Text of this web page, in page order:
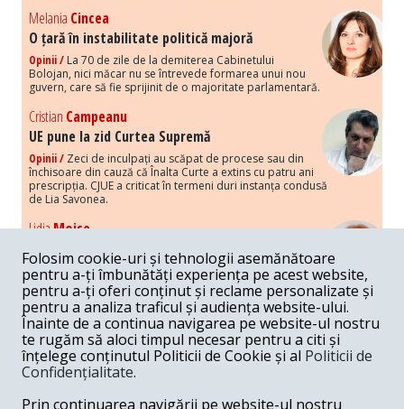
Melania Cincea
O țară în instabilitate politică majoră
Opinii / La 70 de zile de la demiterea Cabinetului
Bolojan, nici măcar nu se întrevede formarea unui nou
guvern, care să fie sprijinit de o majoritate parlamentară.
Cristian Campeanu
UE pune la zid Curtea Supremă
Opinii / Zeci de inculpați au scăpat de procese sau din
închisoare din cauză că Înalta Curte a extins cu patru ani
prescripția. CJUE a criticat în termeni duri instanța condusă
de Lia Savonea.
LidiaMoise
Costurile economice ale haosului politic
Opinii / Economia nu poate rezista cu retorica falsă a
susținerii intereselor poporului, care, de fapt, ascunde
obsesia menținerii privilegiilor și a averilor unor caste.
Melania Cincea
Noi puseuri de xenofobie din partea românilor
„neaoși”
Periodic, în spațiul public sunt voci care lansează
mesaje xenofobe la adresa câte unui politician care deranjează un
Folosim cookie-uri și tehnologii asemănătoare
pentru a-ți îmbunătăți experiența pe acest website,
pentru a-ți oferi conținut și reclame personalizate și
pentru a analiza traficul și audiența website-ului.
Înainte de a continua navigarea pe website-ul nostru
te rugăm să aloci timpul necesar pentru a citi și
înțelege conținutul Politicii de Cookie și al Politicii de
Confidențialitate.
Prin continuarea navigării pe website-ul nostru